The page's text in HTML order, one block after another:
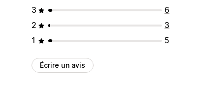
3
6
2
3
1
5
Écrire un avis